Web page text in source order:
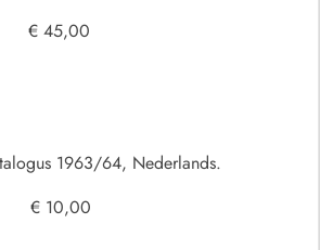
€ 45,00
1963/64, Nederlands.
€ 10,00